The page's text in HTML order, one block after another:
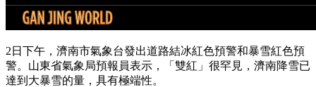
2日下午，濟南市氣象台發出道路結冰紅色預警和暴雪紅色預
警。山東省氣象局預報員表示，「雙紅」很罕見，濟南降雪已
達到大暴雪的量，具有極端性。